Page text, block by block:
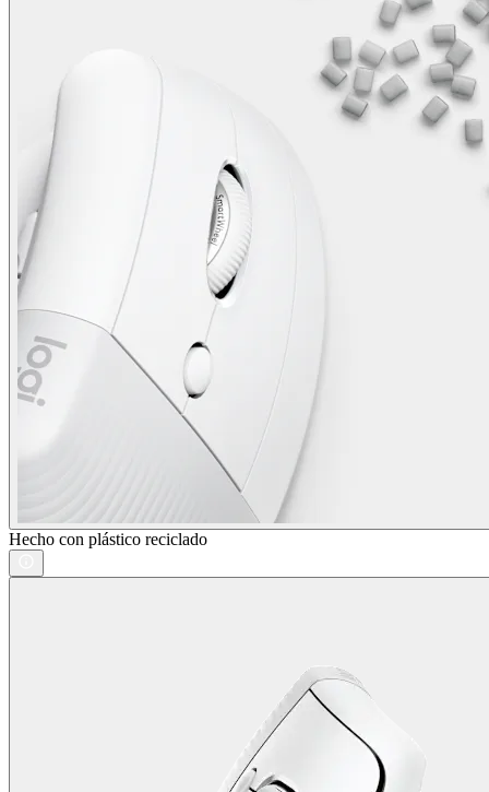
Hecho con plástico reciclado